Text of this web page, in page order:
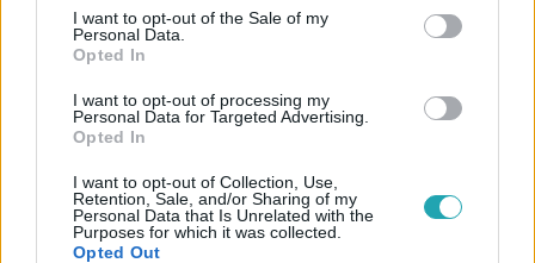
consent section.
I want to opt-out of the Sale of my
Personal Data.
Opted In
I want to opt-out of processing my
Personal Data for Targeted Advertising.
Opted In
I want to opt-out of Collection, Use,
Retention, Sale, and/or Sharing of my
Personal Data that Is Unrelated with the
Purposes for which it was collected.
Opted Out
BALOGH ELENI BOKSZ